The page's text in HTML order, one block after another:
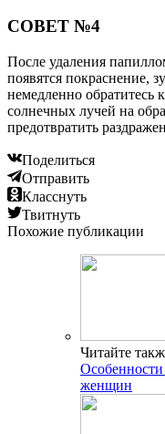
СОВЕТ №4
После удаления
появятся покраснение,
немедленно обратитесь
солнечных лучей на
предотвратить
Поделиться
Отправить
Класснуть
Твитнуть
Похожие публикации
Читайте
женщин